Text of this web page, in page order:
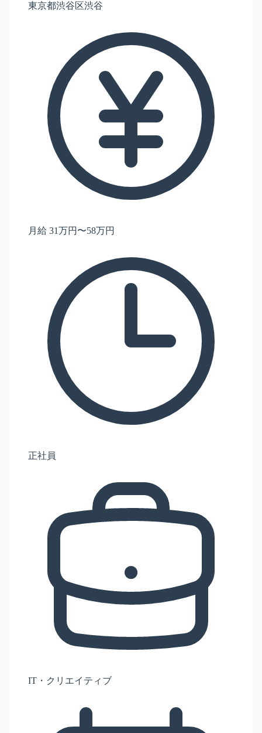
東京都渋谷区渋谷
月給 31万円〜58万円
正社員
IT・クリエイティブ